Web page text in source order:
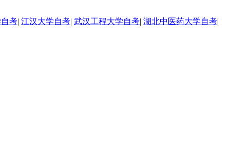
考| 江汉大学自考| 武汉工程大学自考| 湖北中医药大学自考|